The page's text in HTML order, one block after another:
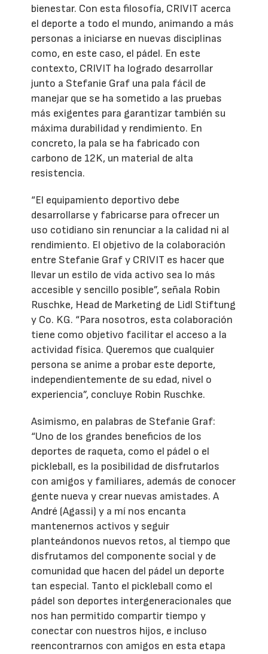
bienestar. Con esta filosofía, CRIVIT acerca
el deporte a todo el mundo, animando a más
personas a iniciarse en nuevas disciplinas
como, en este caso, el pádel. En este
contexto, CRIVIT ha logrado desarrollar
junto a Stefanie Graf una pala fácil de
manejar que se ha sometido a las pruebas
más exigentes para garantizar también su
máxima durabilidad y rendimiento. En
concreto, la pala se ha fabricado con
carbono de 12K, un material de alta
resistencia.
“El equipamiento deportivo debe
desarrollarse y fabricarse para ofrecer un
uso cotidiano sin renunciar a la calidad ni al
rendimiento. El objetivo de la colaboración
entre Stefanie Graf y CRIVIT es hacer que
llevar un estilo de vida activo sea lo más
accesible y sencillo posible”, señala Robin
Ruschke, Head de Marketing de Lidl Stiftung
y Co. KG. “Para nosotros, esta colaboración
tiene como objetivo facilitar el acceso a la
actividad física. Queremos que cualquier
persona se anime a probar este deporte,
independientemente de su edad, nivel o
experiencia”, concluye Robin Ruschke.
Asimismo, en palabras de Stefanie Graf:
“Uno de los grandes beneficios de los
deportes de raqueta, como el pádel o el
pickleball, es la posibilidad de disfrutarlos
con amigos y familiares, además de conocer
gente nueva y crear nuevas amistades. A
André (Agassi) y a mí nos encanta
mantenernos activos y seguir
planteándonos nuevos retos, al tiempo que
disfrutamos del componente social y de
comunidad que hacen del pádel un deporte
tan especial. Tanto el pickleball como el
pádel son deportes intergeneracionales que
nos han permitido compartir tiempo y
conectar con nuestros hijos, e incluso
reencontrarnos con amigos en esta etapa